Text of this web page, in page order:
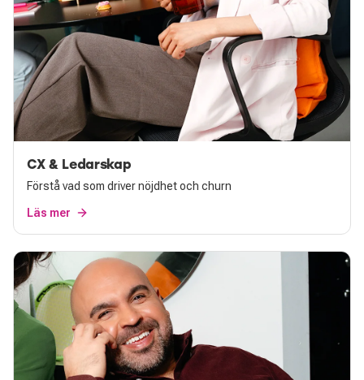
CX & Ledarskap
Förstå vad som driver nöjdhet och churn
Läs mer